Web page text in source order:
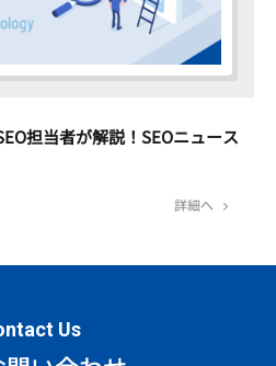
担当者が解説！SEOニュース
詳細へ
Us